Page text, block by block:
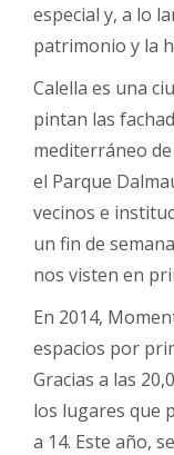
especial y, a lo
patrimonio y la
Calella es una
pintan las
mediterráneo
el Parque
vecinos e
un fin de
nos visten en
En 2014,
espacios por
Gracias a las
los lugares que
a 14. Este año,